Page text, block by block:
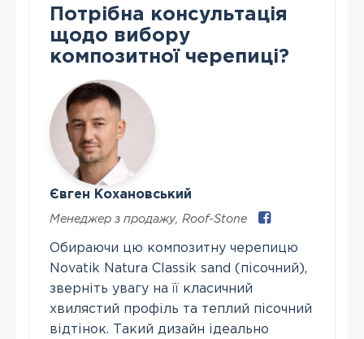
Потрібна консультація
щодо вибору
композитної черепиці?
Євген Кохановський
Менеджер з продажу, Roof-Stone
Обираючи цю композитну черепицю
Novatik Natura Classik sand (пісочний),
зверніть увагу на її класичний
хвилястий профіль та теплий пісочний
відтінок. Такий дизайн ідеально